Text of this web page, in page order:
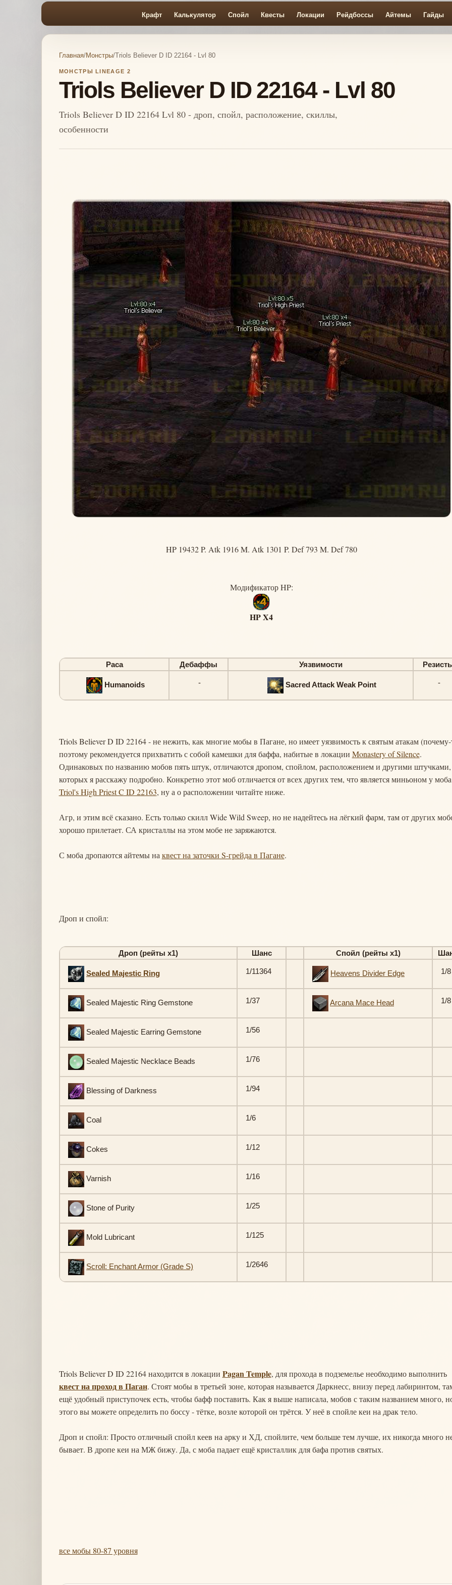
Крафт Калькулятор Спойл Квесты Локации Рейдбоссы Айтемы Гайды
Главная/Монстры/Triols Believer D ID 22164 - Lvl 80
МОНСТРЫ LINEAGE 2
Triols Believer D ID 22164 - Lvl 80
Triols Believer D ID 22164 Lvl 80 - дроп, спойл, расположение, скиллы,
особенности
HP 19432 P. Atk 1916 M. Atk 1301 P. Def 793 M. Def 780
Модификатор HP:
HP X4
Раса Дебаффы Уязвимости
Humanoids - Sacred Attack Weak Point -
Triols Believer D ID 22164 - не нежить, как многие мобы в Пагане, но имеет уязвимость к святым атакам
поэтому рекомендуется прихватить с собой камешки для баффа, набитые в локации Monastery of Silence.
Одинаковых по названию мобов пять штук, отличаются дропом, спойлом, расположением и другими
которых я расскажу подробно. Конкретно этот моб отличается от всех других тем, что является миньоном у моба
Triol's High Priest C ID 22163, ну а о расположении читайте ниже.
Агр, и этим всё сказано. Есть только скилл Wide Wild Sweep, но не надейтесь на лёгкий фарм, там от других
хорошо прилетает. СА кристаллы на этом мобе не заряжаются.
С моба дропаются айтемы на квест на заточки S-грейда в Пагане.
Дроп и спойл:
Дроп (рейты х1) Шанс Спойл (рейты х1)
Sealed Majestic Ring 1/11364 Heavens Divider Edge 1/8
Sealed Majestic Ring Gemstone 1/37 Arcana Mace Head 1/8
Sealed Majestic Earring Gemstone 1/56
Sealed Majestic Necklace Beads 1/76
Blessing of Darkness 1/94
Coal 1/6
Cokes 1/12
Varnish 1/16
Stone of Purity 1/25
Mold Lubricant 1/125
Scroll: Enchant Armor (Grade S) 1/2646
Triols Believer D ID 22164 находится в локации Pagan Temple, для прохода в подземелье необходимо выполнить
квест на проход в Паган. Стоят мобы в третьей зоне, которая называется Даркнесс, внизу перед лабиринтом,
ещё удобный приступочек есть, чтобы бафф поставить. Как я выше написала, мобов с таким названием много,
этого вы можете определить по боссу - тётке, возле которой он трётся. У неё в спойле кеи на драк тело.
Дроп и спойл: Просто отличный спойл кеев на арку и ХД, спойлите, чем больше тем лучше, их никогда много
бывает. В дропе кеи на МЖ бижу. Да, с моба падает ещё кристаллик для бафа против святых.
все мобы 80-87 уровня